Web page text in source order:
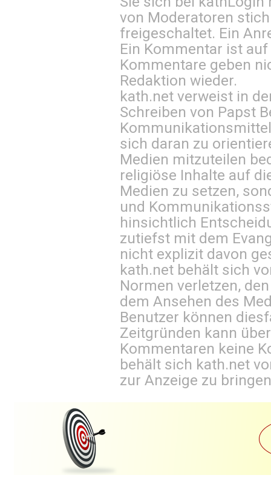
von Moderatoren
freigeschaltet. Ein
Ein Kommentar ist
Kommentare geben
Redaktion wieder.
kath.net verweist in
Schreiben von Papst
sich daran zu
Medien mitzuteilen
religiöse Inhalte auf
Medien zu setzen,
und
hinsichtlich
zutiefst mit dem
nicht explizit davon
kath.net behält sich
Normen verletzen,
dem Ansehen des
Benutzer können
Zeitgründen kann
Kommentaren keine
behält sich kath.net
zur Anzeige zu